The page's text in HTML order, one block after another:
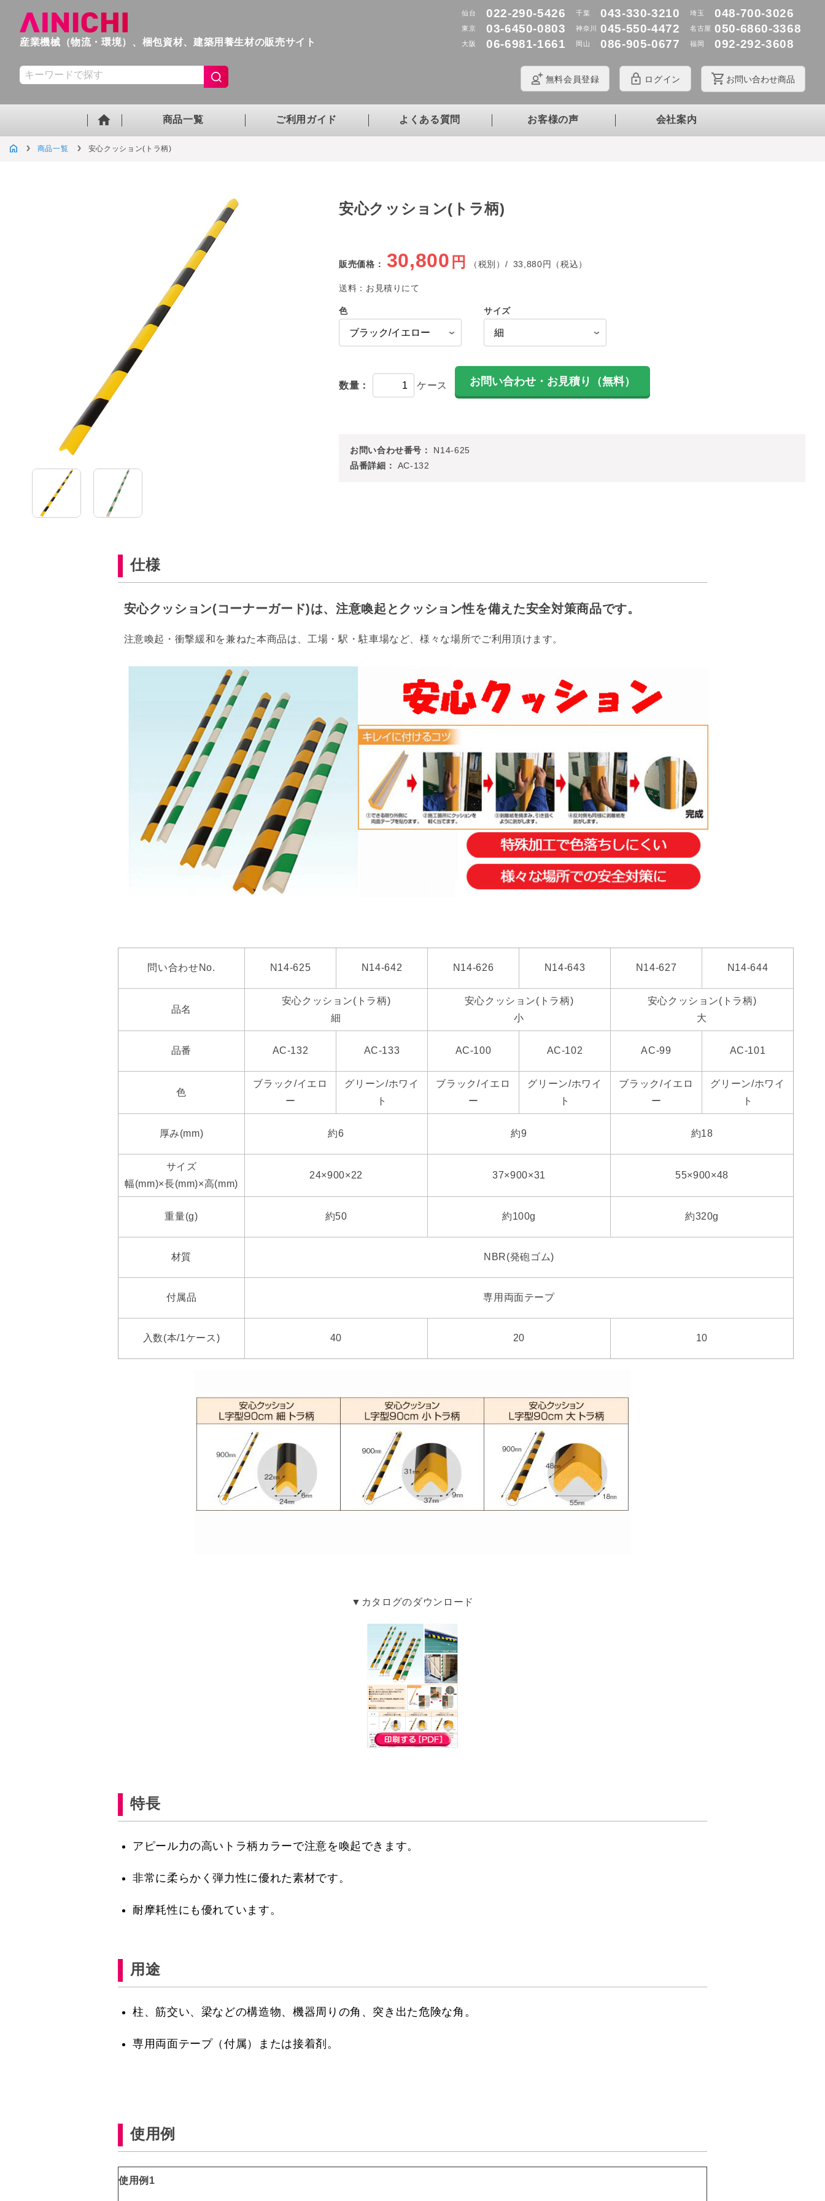
産業機械（物流・環境）、梱包資材、 建築用養生材の販売サイト
仙台 022-290-5426 千葉 043-330-3210 埼玉 048-700-3026
東京 03-6450-0803 神奈川 045-550-4472 名古屋 050-6860-3368
大阪 06-6981-1661 岡山 086-905-0677 福岡 092-292-3608
無料会員登録 ログイン お問い合わせ商品
商品一覧 ご利用ガイド よくある質問 お客様の声 会社案内
商品一覧 安心クッション(トラ柄)
安心クッション(トラ柄)
販売価格： 30,800 円 （税別）/ 33,880円（税込）
送料： お見積りにて
色 サイズ
数量： ケース
お問い合わせ番号：
N14-625
品番詳細：
AC-132
仕様
安心クッション(コーナーガード)は、注意喚起とクッション性を備えた安全対策商品です。
注意喚起・衝撃緩和を兼ねた本商品は、工場・駅・駐車場など、様々な場所でご利用頂けます。
問い合わせNo. N14-625 N14-642 N14-626 N14-643 N14-627 N14-644
品名
安心クッション(トラ柄)
細
安心クッション(トラ柄)
小
安心クッション(トラ柄)
大
品番 AC-132 AC-133 AC-100 AC-102 AC-99 AC-101
色
ブラック/イエロ
ー
グリーン/ホワイ
ト
ブラック/イエロ
ー
グリーン/ホワイ
ト
ブラック/イエロ
ー
グリーン/ホワイ
ト
厚み(mm) 約6 約9 約18
サイズ
幅(mm)×長(mm)×高(mm)
24×900×22 37×900×31 55×900×48
重量(g) 約50 約100g 約320g
材質 NBR(発砲ゴム)
付属品 専用両面テープ
入数(本/1ケース) 40 20 10
▼カタログのダウンロード
特長
アピール力の高いトラ柄カラーで注意を喚起できます。
非常に柔らかく弾力性に優れた素材です。
耐摩耗性にも優れています。
用途
柱、筋交い、梁などの構造物、機器周りの角、突き出た危険な角。
専用両面テープ（付属）または接着剤。
使用例
使用例1